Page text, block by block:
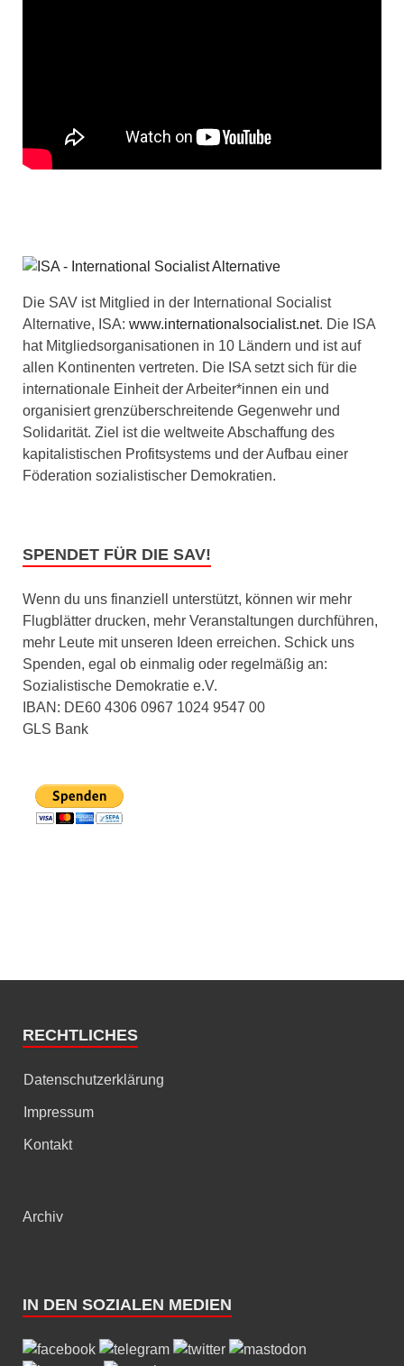
Die SAV ist Mitglied in der International Socialist
Alternative, ISA: www.internationalsocialist.net. Die ISA
hat Mitgliedsorganisationen in 10 Ländern und ist auf
allen Kontinenten vertreten. Die ISA setzt sich für die
internationale Einheit der Arbeiter*innen ein und
organisiert grenzüberschreitende Gegenwehr und
Solidarität. Ziel ist die weltweite Abschaffung des
kapitalistischen Profitsystems und der Aufbau einer
Föderation sozialistischer Demokratien.
SPENDET FÜR DIE SAV!
Wenn du uns finanziell unterstützt, können wir mehr
Flugblätter drucken, mehr Veranstaltungen durchführen,
mehr Leute mit unseren Ideen erreichen. Schick uns
Spenden, egal ob einmalig oder regelmäßig an:
Sozialistische Demokratie e.V.
IBAN: DE60 4306 0967 1024 9547 00
GLS Bank
RECHTLICHES
Datenschutzerklärung
Impressum
Kontakt
Archiv
IN DEN SOZIALEN MEDIEN